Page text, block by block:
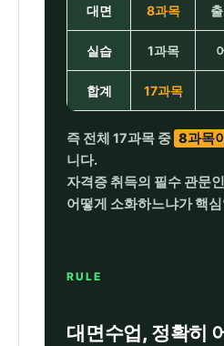
대면 8과목
실습 1과목
합계 17과목
즉 전체 17과목 중 8과목
니다.
자격증 취득의 필수 관문
어떻게 소화하느냐가 핵
RULE
대면수업, 정확히